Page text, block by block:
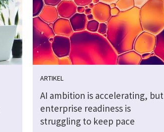
ARTIKEL
AI ambition is accelerating, but
enterprise readiness is
struggling to keep pace